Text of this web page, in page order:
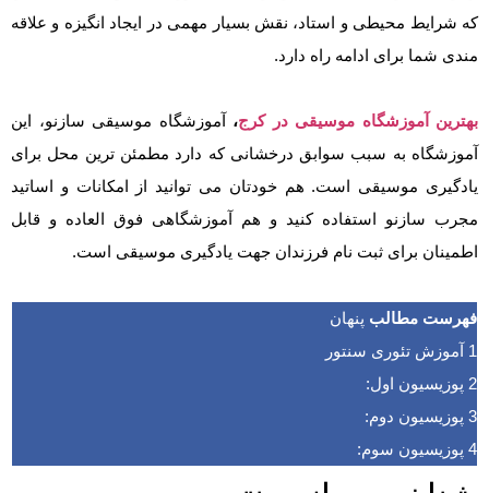
که شرایط محیطی و استاد، نقش بسیار مهمی در ایجاد انگیزه و علاقه
مندی شما برای ادامه راه دارد.
بهترین آموزشگاه موسیقی در کرج، آموزشگاه موسیقی سازنو، این
آموزشگاه به سبب سوابق درخشانی که دارد مطمئن ترین محل برای
یادگیری موسیقی است. هم خودتان می توانید از امکانات و اساتید
مجرب سازنو استفاده کنید و هم آموزشگاهی فوق العاده و قابل
اطمینان برای ثبت نام فرزندان جهت یادگیری موسیقی است.
فهرست مطالب پنهان
1 آموزش تئوری سنتور
2 پوزیسیون اول:
3 پوزیسیون دوم:
4 پوزیسیون سوم: